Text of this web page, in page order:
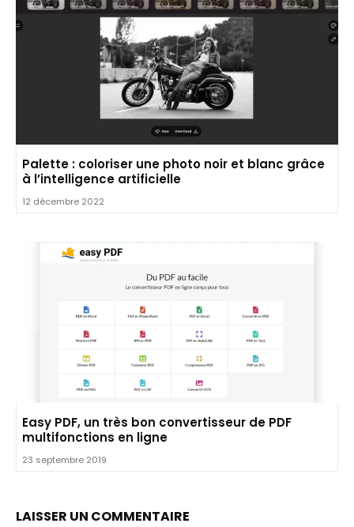
Palette : coloriser une photo noir et blanc grâce
à l’intelligence artificielle
12 décembre 2022
Easy PDF, un très bon convertisseur de PDF
multifonctions en ligne
23 septembre 2019
LAISSER UN COMMENTAIRE